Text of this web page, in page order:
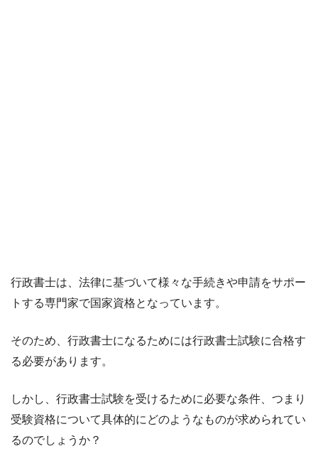
行政書士は、法律に基づいて様々な手続きや申請をサポー
トする専門家で国家資格となっています。
そのため、行政書士になるためには行政書士試験に合格す
る必要があります。
しかし、行政書士試験を受けるために必要な条件、つまり
受験資格について具体的にどのようなものが求められてい
るのでしょうか？